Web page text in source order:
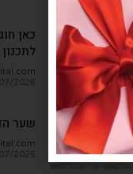
כאן
שער